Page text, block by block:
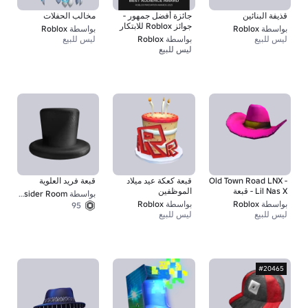
مخالب الحفلات
بواسطة Roblox
ليس للبيع
جائزة أفضل جمهور -
جوائز Roblox للابتكار
بواسطة Roblox
ليس للبيع
قذيفة البنائين
بواسطة Roblox
ليس للبيع
قبعة فريد العلوية
بواسطة Darksider Room
95
قبعة كعكة عيد ميلاد
الموظفين
بواسطة Roblox
ليس للبيع
Old Town Road LNX -
Lil Nas X - قبعة
بواسطة Roblox
ليس للبيع
#20465